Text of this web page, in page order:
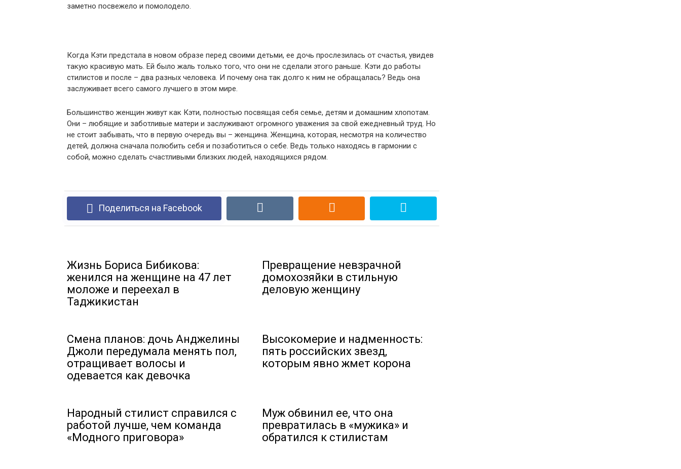
заметно посвежело и помолодело.
Когда Кэти предстала в новом образе перед своими детьми, ее дочь прослезилась от счастья, увидев
такую красивую мать. Ей было жаль только того, что они не сделали этого раньше. Кэти до работы
стилистов и после – два разных человека. И почему она так долго к ним не обращалась? Ведь она
заслуживает всего самого лучшего в этом мире.
Большинство женщин живут как Кэти, полностью посвящая себя семье, детям и домашним хлопотам.
Они – любящие и заботливые матери и заслуживают огромного уважения за свой ежедневный труд. Но
не стоит забывать, что в первую очередь вы – женщина. Женщина, которая, несмотря на количество
детей, должна сначала полюбить себя и позаботиться о себе. Ведь только находясь в гармонии с
собой, можно сделать счастливыми близких людей, находящихся рядом.
Поделиться на Facebook
Жизнь Бориса Бибикова:
женился на женщине на 47 лет
моложе и переехал в
Таджикистан
Превращение невзрачной
домохозяйки в стильную
деловую женщину
Смена планов: дочь Анджелины
Джоли передумала менять пол,
отращивает волосы и
одевается как девочка
Высокомерие и надменность:
пять российских звезд,
которым явно жмет корона
Народный стилист справился с
работой лучше, чем команда
«Модного приговора»
Муж обвинил ее, что она
превратилась в «мужика» и
обратился к стилистам